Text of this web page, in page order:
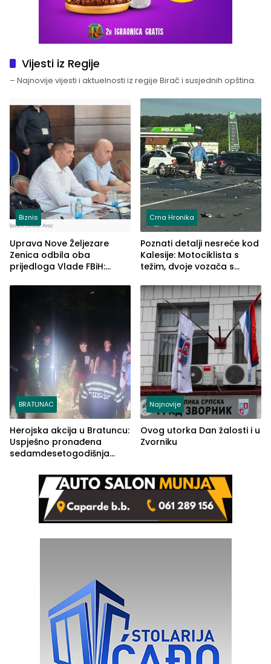
Vijesti iz Regije
– Najnovije vijesti i aktuelnosti iz regije Birač i susjednih opština.
Biznis
Uprava Nove Željezare
Zenica odbila oba
prijedloga Vlade FBiH:
rješenje
Crna Hronika
Poznati detalji nesreće kod
Kalesije: Motociklista s
težim, dvoje vozača s
BRATUNAC
Herojska akcija u Bratuncu:
Uspješno pronađena
sedamdesetogodišnja
Kravice.
Najnovije
Ovog utorka Dan žalosti i u
Zvorniku